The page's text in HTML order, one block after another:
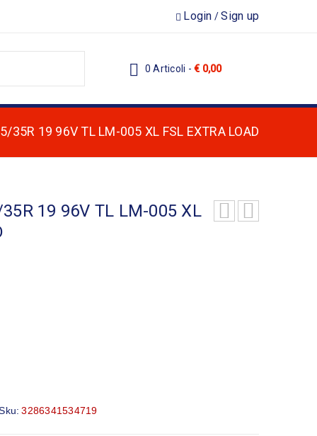
Login /Sign up
0 Articoli - € 0,00
35R 19 96V TL LM-005 XL FSL EXTRA LOAD
19 96V TL LM-005 XL
3286341534719